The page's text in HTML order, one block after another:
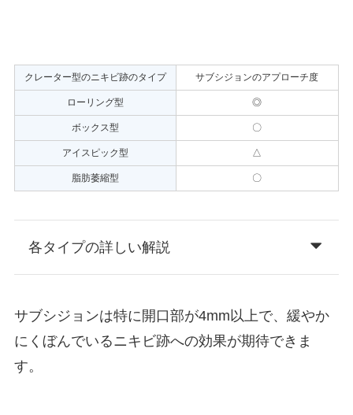
クレーター型のニキビ跡のタイプ サブシジョンのアプローチ度
ローリング型 ◎
ボックス型 〇
アイスピック型 △
脂肪萎縮型 〇
各タイプの詳しい解説
サブシジョンは特に開口部が4mm以上で、緩やか
にくぼんでいるニキビ跡への効果が期待できま
す。